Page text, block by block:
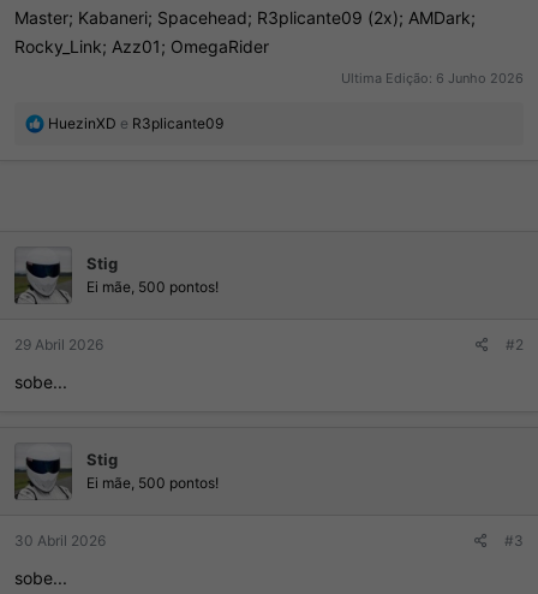
Master; Kabaneri; Spacehead; R3plicante09 (2x); AMDark;
Rocky_Link; Azz01; OmegaRider
Ultima Edição: 6 Junho 2026
R
:
HuezinXD e R3plicante09
Stig
Ei mãe, 500 pontos!
29 Abril 2026 #2
sobe...
Stig
Ei mãe, 500 pontos!
30 Abril 2026 #3
sobe...